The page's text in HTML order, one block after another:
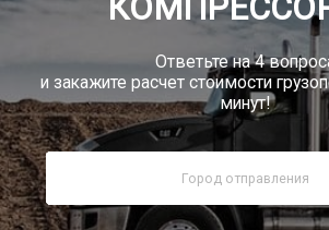
8
Ответьте на 4
и закажите расчет стоимости
минут!